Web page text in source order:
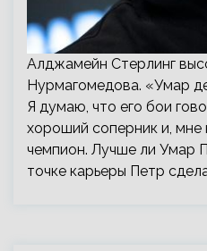
Алджамейн Стерлинг
Нурмагомедова. «Умар
Я думаю, что его бои
хороший соперник и,
чемпион. Лучше ли Умар
точке карьеры Петр